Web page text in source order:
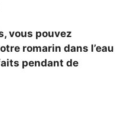
vous pouvez
romarin dans l’eau
pendant de